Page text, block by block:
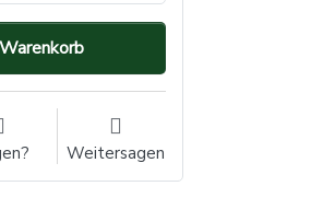
Weitersagen